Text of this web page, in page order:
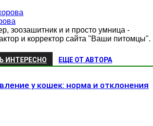
зоозашитник и и просто умница -
и корректор сайта "Ваши питомцы".
ИНТЕРЕСНО ЕЩЕ ОТ АВТОРА
у кошек: норма и отклонения